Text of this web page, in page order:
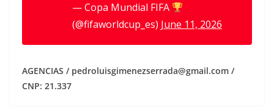
— Copa Mundial FIFA
(@fifaworldcup_es) June 11, 2026
AGENCIAS / pedroluisgimenezserrada@gmail.com /
CNP: 21.337